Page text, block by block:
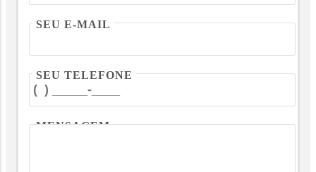
SEU E-MAIL
SEU TELEFONE
MENSAGEM